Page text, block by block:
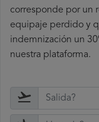
corresponde por un
equipaje perdido y
indemnización un
nuestra plataforma.